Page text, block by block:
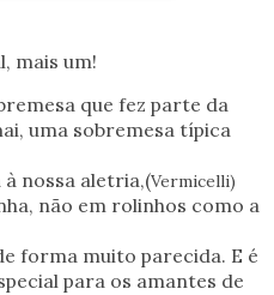
mais um!
que fez parte da
uma sobremesa típica
nossa aletria,(Vermicelli)
não em rolinhos como a
forma muito parecida. E é
para os amantes de